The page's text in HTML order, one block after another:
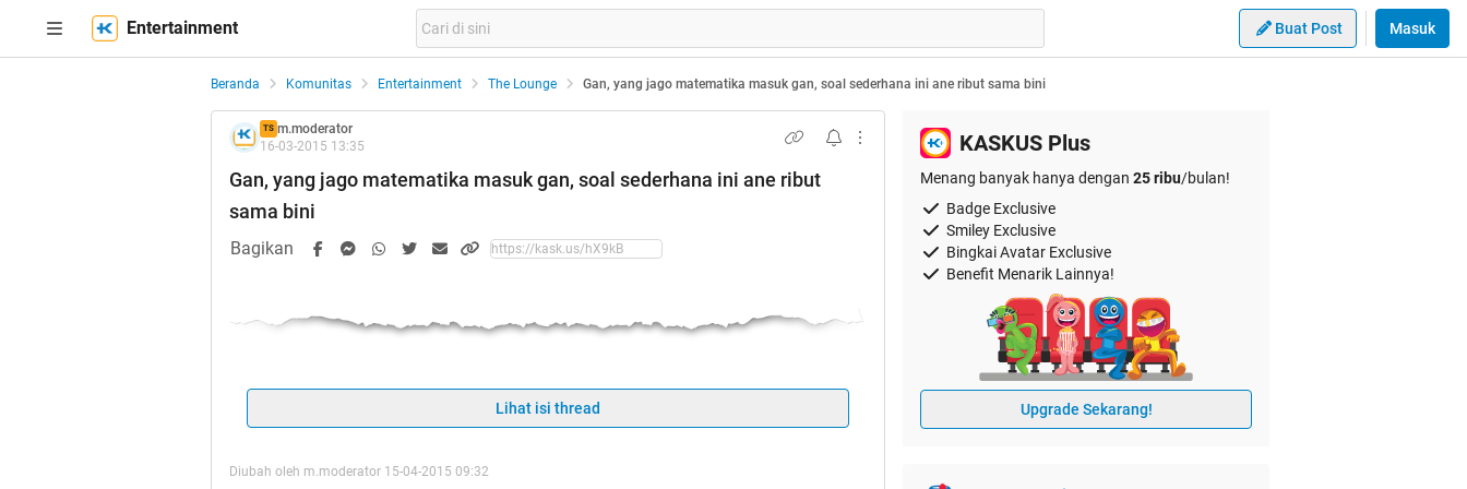
Entertainment Buat Post Masuk
Beranda Komunitas Entertainment The Lounge Gan, yang jago matematika masuk gan, soal sederhana ini ane ribut sama bini
TS m.moderator
16-03-2015 13:35
Gan, yang jago matematika masuk gan, soal sederhana ini ane ribut
sama bini
Bagikan
369 - 89 x 132 = ???
Kalo ane jawabnya
Lihat isi thread
Diubah oleh m.moderator 15-04-2015 09:32
KASKUS Plus
Menang banyak hanya dengan 25 ribu/bulan!
Badge Exclusive
Smiley Exclusive
Bingkai Avatar Exclusive
Benefit Menarik Lainnya!
Upgrade Sekarang!